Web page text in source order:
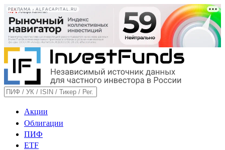
РЕКЛАМА • ALFACAPITAL.RU
Акции
Облигации
ПИФ
ETF